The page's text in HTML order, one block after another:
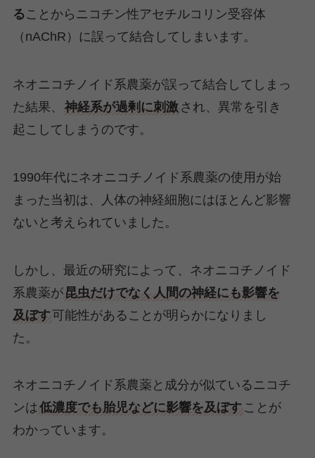
ることからニコチン性アセチルコリン受容体
（nAChR）に誤って結合してしまいます。
ネオニコチノイド系農薬が誤って結合してしまっ
た結果、
神経系が過剰に刺激 され、異常を引き
起こしてしまうのです。
1990年代にネオニコチノイド系農薬の使用が始
まった当初は、人体の神経細胞にはほとんど影響
ないと考えられていました。
しかし、最近の研究によって、ネオニコチノイド
系農薬が 昆虫だけでなく人間の神経にも影響を
及ぼす可能性があることが明らかになりまし
た。
ネオニコチノイド系農薬と成分が似ているニコチ
ンは 低濃度でも胎児などに影響を及ぼす ことが
わかっています。